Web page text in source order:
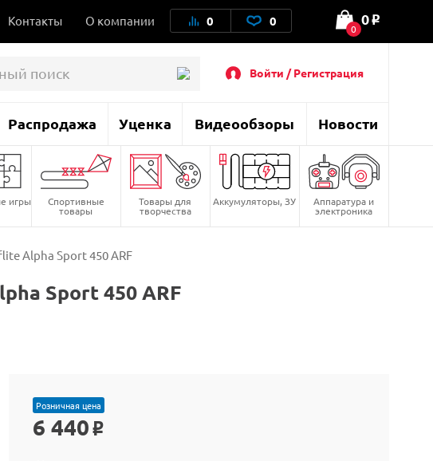
Контакты О компании 0 0 0
0 o
Войти / Регистрация
Распродажа Уценка Видеообзоры Новости
игры Спортивные
товары
Товары для
творчества
Аккумуляторы, ЗУ Аппаратура и
электроника
Alpha Sport 450 ARF
Sport 450 ARF
Розничная цена
6 440 o